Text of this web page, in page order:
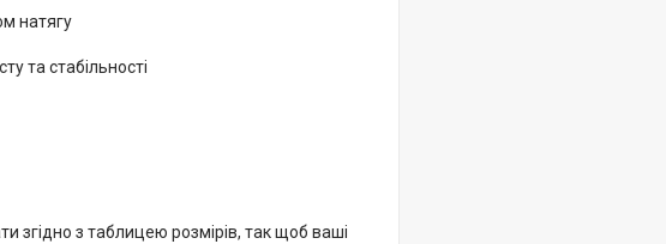
натягу
та стабільності
згідно з таблицею розмірів, так щоб ваші